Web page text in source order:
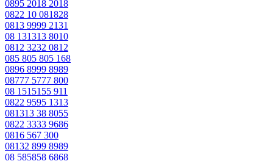
0895 2018 2018
0822 10 081828
0813 9999 2131
08 131313 8010
0812 3232 0812
085 805 805 168
0896 8999 8989
08777 5777 800
08 1515155 911
0822 9595 1313
081313 38 8055
0822 3333 9686
0816 567 300
08132 899 8989
08 585858 6868